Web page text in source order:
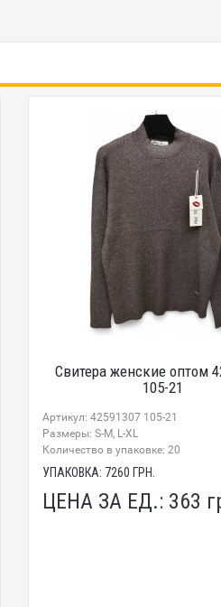
Свитера женские оптом
105-21
Артикул: 42591307 105-21
Размеры: S-M, L-XL
Количество в упаковке: 20
УПАКОВКА: 7260 ГРН.
ЦЕНА ЗА ЕД.: 363